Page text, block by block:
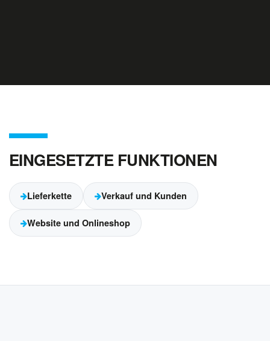
EINGESETZTE FUNKTIONEN
Lieferkette Verkauf und Kunden
Website und Onlineshop